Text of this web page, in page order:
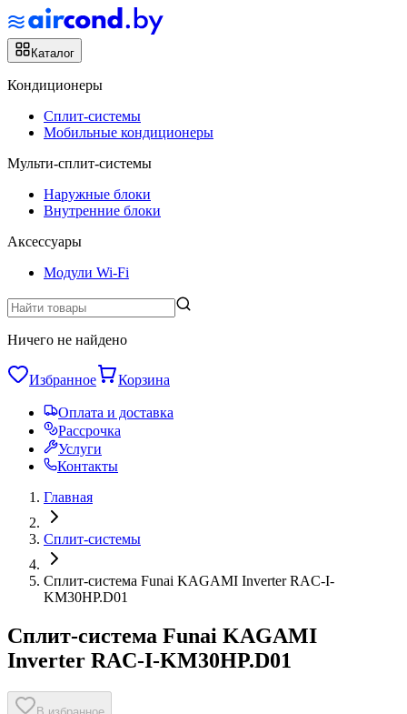
Каталог
Кондиционеры
Сплит-системы
Мобильные кондиционеры
Мульти-сплит-системы
Наружные блоки
Внутренние блоки
Аксессуары
Модули Wi-Fi
Ничего не найдено
Избранное Корзина
Оплата и доставка
Рассрочка
Услуги
Контакты
Главная
Сплит-системы
Сплит-система Funai KAGAMI Inverter RAC-I-
KM30HP.D01
Сплит-система Funai KAGAMI
Inverter RAC-I-KM30HP.D01